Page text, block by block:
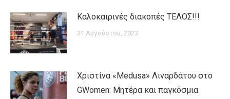
Καλοκαιρινές διακοπές ΤΕΛΟΣ!!!
31 Αυγούστου, 2023
Χριστίνα «Medusa» Λιναρδάτου στο
GWomen: Μητέρα και παγκόσμια